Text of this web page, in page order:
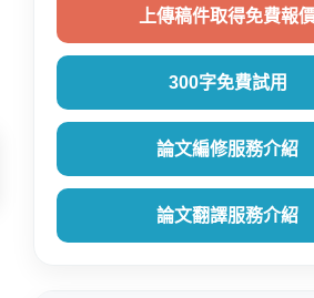
上傳稿件取得免費報
300字免費試用
論文編修服務介紹
論文翻譯服務介紹